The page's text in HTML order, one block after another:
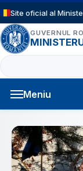
Sari la conținutul
Site oficial al
GUVERNUL
Caută
Meniu